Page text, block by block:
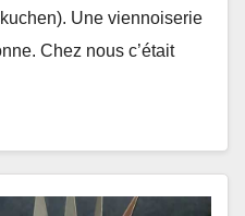
Une viennoiserie
Chez nous c’était